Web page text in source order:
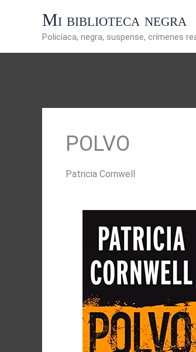
Mi biblioteca negra
Policíaca, negra, suspense, crímenes
POLVO
Patricia Cornwell